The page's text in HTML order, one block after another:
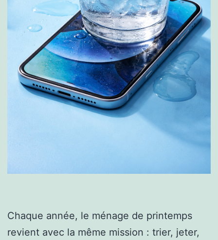
Chaque année, le ménage de printemps
revient avec la même mission : trier, jeter,